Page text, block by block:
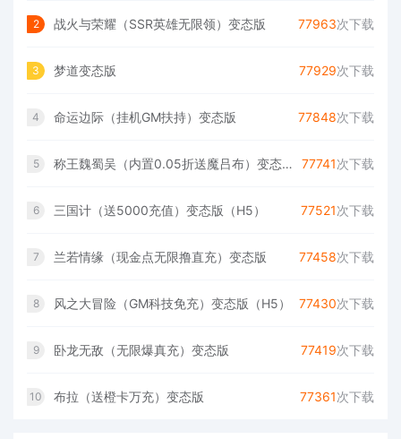
2 战火与荣耀（SSR英雄无限领）变态版 77963次下载
3 梦道变态版 77929次下载
4 命运边际（挂机GM扶持）变态版 77848次下载
5 称王魏蜀吴（内置0.05折送魔吕布）变态版免费版 77741次下载
6 三国计（送5000充值）变态版（H5） 77521次下载
7 兰若情缘（现金点无限撸直充）变态版 77458次下载
8 风之大冒险（GM科技免充）变态版（H5） 77430次下载
9 卧龙无敌（无限爆真充）变态版 77419次下载
10 布拉（送橙卡万充）变态版 77361次下载